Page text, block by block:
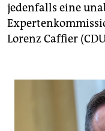
jedenfalls eine
Lorenz Caffier